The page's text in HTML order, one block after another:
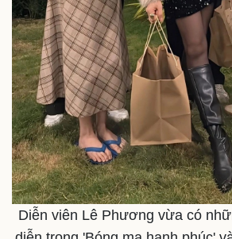
Làm đẹp - giảm cân
Phòng mạch online
Ăn sạch sống khỏe
Diễn viên Lê Phương vừa có